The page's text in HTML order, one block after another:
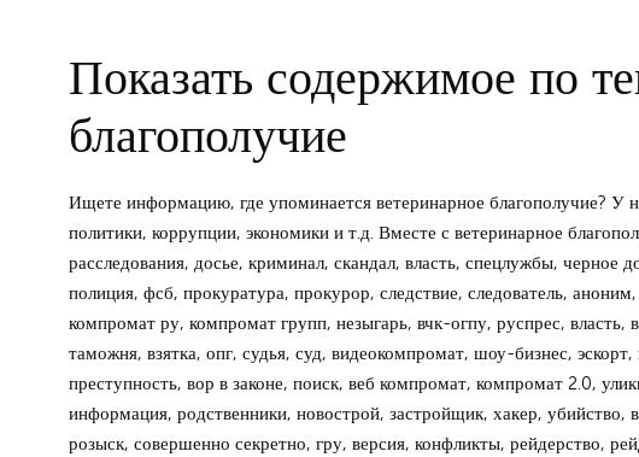
Показать содержимое по
благополучие
Ищете информацию, где упоминается ветеринарное благополучие? У
политики, коррупции, экономики и т.д. Вместе с ветеринарное
расследования, досье, криминал, скандал, власть, спецлужбы, черное
полиция, фсб, прокуратура, прокурор, следствие, следователь,
компромат ру, компромат групп, незыгарь, вчк-огпу, руспрес,
таможня, взятка, опг, судья, суд, видеокомпромат, шоу-бизнес,
преступность, вор в законе, поиск, веб компромат, компромат 2.0,
информация, родственники, новострой, застройщик, хакер, убийство,
розыск, совершенно секретно, гру, версия, конфликты, рейдерство,